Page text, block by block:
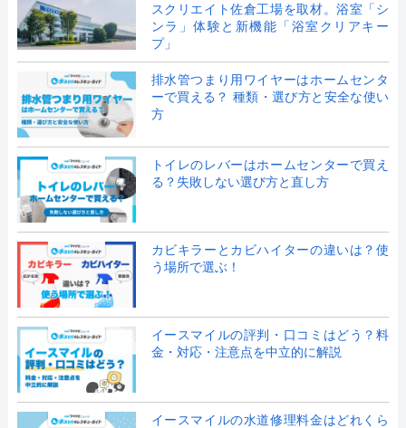
スクリエイト佐倉工場を取材。浴室「シ
ンラ」体験と新機能「浴室クリアキー
プ」
排水管つまり用ワイヤーはホームセンタ
ーで買える？ 種類・選び方と安全な使い
方
トイレのレバーはホームセンターで買え
る？失敗しない選び方と直し方
カビキラーとカビハイターの違いは？使
う場所で選ぶ！
イースマイルの評判・口コミはどう？料
金・対応・注意点を中立的に解説
イースマイルの水道修理料金はどれくら